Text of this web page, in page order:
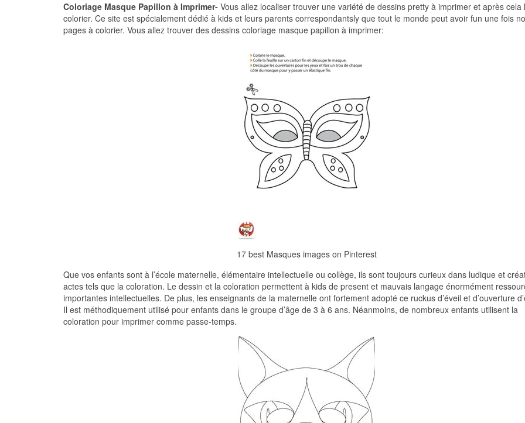
Coloriage Masque Papillon à Imprimer- Vous allez localiser trouver une variété de dessins pretty à imprimer et après cela
colorier. Ce site est spécialement dédié à kids et leurs parents correspondantsly que tout le monde peut avoir fun une fois
pages à colorier. Vous allez trouver des dessins coloriage masque papillon à imprimer:
17 best Masques images on Pinterest
Que vos enfants sont à l’école maternelle, élémentaire intellectuelle ou collège, ils sont toujours curieux dans ludique et
actes tels que la coloration. Le dessin et la coloration permettent à kids de present et mauvais langage énormément
importantes intellectuelles. De plus, les enseignants de la maternelle ont fortement adopté ce ruckus d’éveil et d’ouverture
Il est méthodiquement utilisé pour enfants dans le groupe d’âge de 3 à 6 ans. Néanmoins, de nombreux enfants utilisent la
coloration pour imprimer comme passe-temps.